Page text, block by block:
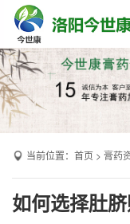
当前位置： 首页 > 膏药
如何选择肚